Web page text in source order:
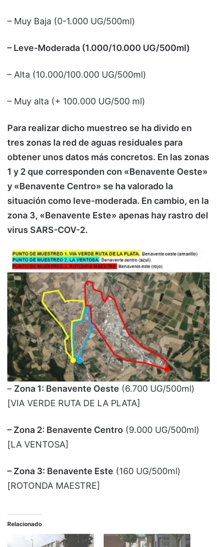
– Muy Baja (0-1.000 UG/500ml)
– Leve-Moderada (1.000/10.000 UG/500ml)
– Alta (10.000/100.000 UG/500ml)
– Muy alta (+ 100.000 UG/500 ml)
Para realizar dicho muestreo se ha divido en
tres zonas la red de aguas residuales para
obtener unos datos más concretos. En las zonas
1 y 2 que corresponden con «Benavente Oeste»
y «Benavente Centro» se ha valorado la
situación como leve-moderada. En cambio, en la
zona 3, «Benavente Este» apenas hay rastro del
virus SARS-COV-2.
– Zona 1: Benavente Oeste (6.700 UG/500ml)
[VIA VERDE RUTA DE LA PLATA]
– Zona 2: Benavente Centro (9.000 UG/500ml)
[LA VENTOSA]
– Zona 3: Benavente Este (160 UG/500ml)
[ROTONDA MAESTRE]
Relacionado